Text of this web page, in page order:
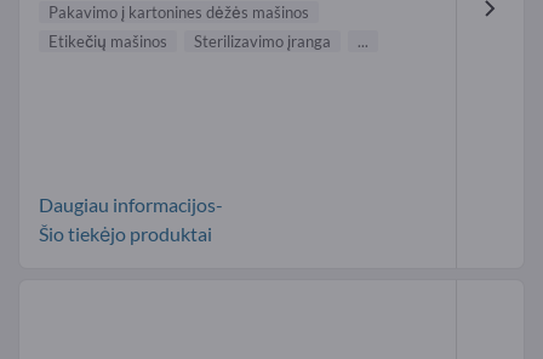
Pakavimo į kartonines dėžės mašinos
Etikečių mašinos
Sterilizavimo įranga ...
Daugiau informacijos-
Šio tiekėjo produktai